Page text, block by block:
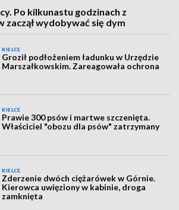
Po kilkunastu godzinach z
zaczął wydobywać się dym
KIELCE
Groził podłożeniem ładunku w Urzędzie
Marszałkowskim. Zareagowała ochrona
KIELCE
Prawie 300 psów i martwe szczenięta.
Właściciel "obozu dla psów" zatrzymany
KIELCE
Zderzenie dwóch ciężarówek w Górnie.
Kierowca uwięziony w kabinie, droga
zamknięta